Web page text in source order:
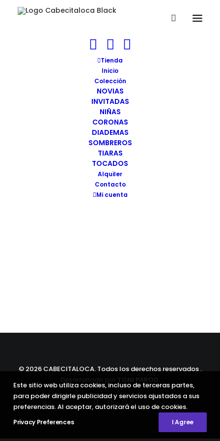
Tienda
Inicio
Colección
NOVIAS
INVITADAS
NIÑAS
CORONAS
DIADEMAS
SOMBREROS
TIARAS
TOCADOS
Alquiler
Contacto
Mi cuenta
Tiara MELK Cabecitaloca
Tiara MELK Cabecitaloca
Tiara MELK Cabecitaloca
WEBMASTER
© 2026 CABECITALOCA. Todos los derechos reservados .
Este sitio web utiliza cookies, incluso de terceras partes,
para poder dirigirle publicidad y servicios ajustados a sus
preferencias. Al aceptar, autorizará el uso de cookies.
Privacy Preferences I Agree